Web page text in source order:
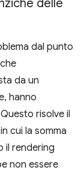
delle
dal punto
da un
hanno
risolve il
cui la somma
il rendering
non essere